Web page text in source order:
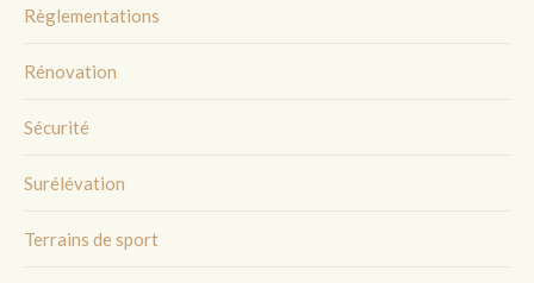
Règlementations
Rénovation
Sécurité
Surélévation
Terrains de sport